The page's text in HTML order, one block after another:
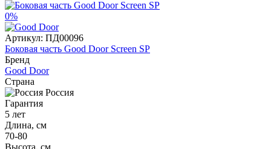
0%
Артикул: ПД00096
Боковая часть Good Door Screen SP
Бренд
Good Door
Страна
Россия
Гарантия
5 лет
Длина, см
70-80
Высота, см